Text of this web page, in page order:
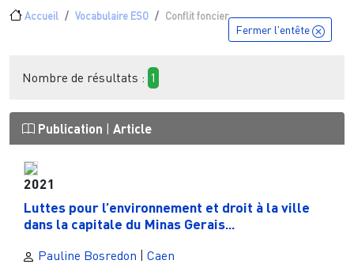
Fil d'Ariane
Accueil Vocabulaire ESO Conflit foncier
Fermer l'entête
Nombre de résultats : 1
Publication Article
2021
Luttes pour l’environnement et droit à la ville
dans la capitale du Minas Gerais...
Pauline Bosredon Caen